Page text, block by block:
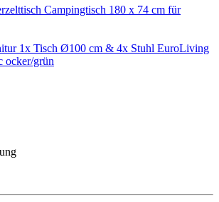
Campingtisch 180 x 74 cm für
1x Tisch Ø100 cm & 4x Stuhl EuroLiving
ocker/grün